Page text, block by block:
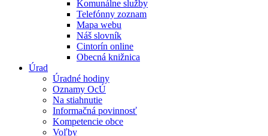
Komunálne služby
Telefónny zoznam
Mapa webu
Náš slovník
Cintorín online
Obecná knižnica
Úrad
Úradné hodiny
Oznamy OcÚ
Na stiahnutie
Informačná povinnosť
Kompetencie obce
Voľby